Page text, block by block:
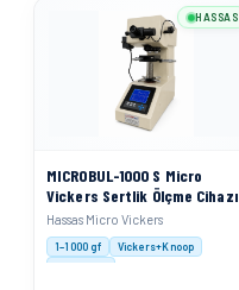
MICROBUL-1000 S Micro
Vickers Sertlik Ölçme Cihazı
Hassas Micro Vickers
1–1000 gf
Vickers+Knoop
Motorised
HASSAS